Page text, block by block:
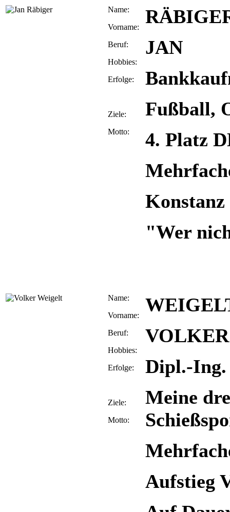
Name:
Vorname:
Beruf:
Hobbies:
Erfolge:
Ziele:
Motto:
JAN
Fußball,
4. Platz
"Wer
Name:
Vorname:
Beruf:
Hobbies:
Erfolge:
Ziele:
Motto:
VOLKER
Dipl.-Ing.
Meine
Aufstieg